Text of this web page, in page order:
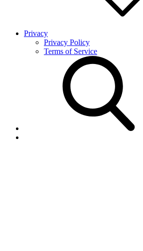
Privacy
Privacy Policy
Terms of Service